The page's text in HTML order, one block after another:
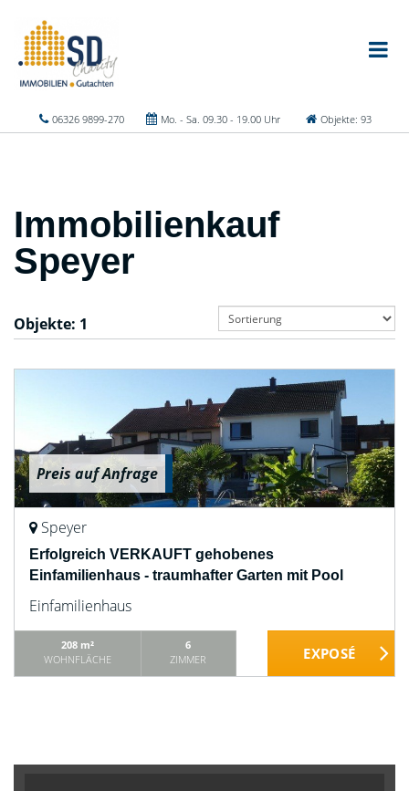
06326 9899-270 Mo. - Sa. 09.30 - 19.00 Uhr Objekte: 93
Immobilienkauf
Speyer
Objekte: 1
Preis auf Anfrage
Speyer
Erfolgreich VERKAUFT gehobenes
Einfamilienhaus - traumhafter Garten mit Pool
Einfamilienhaus
208 m²
WOHNFLÄCHE
6
ZIMMER